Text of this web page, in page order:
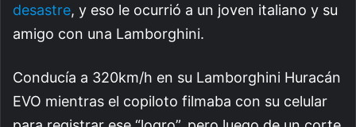
desastre, y eso le ocurrió a un joven italiano y su
amigo con una Lamborghini.
Conducía a 320km/h en su Lamborghini Huracán
EVO mientras el copiloto filmaba con su celular